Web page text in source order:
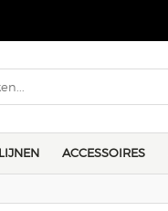
ACCESSOIRES